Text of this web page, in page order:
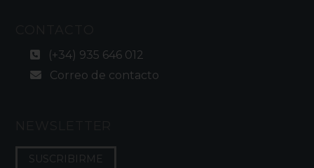
(+34) 935 646 012
Correo de contacto
SUSCRIBIRME